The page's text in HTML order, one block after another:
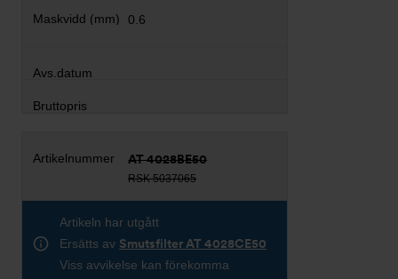
0.6
AT 4028BE50
RSK 5037065
Artikeln har utgått
Ersätts av Smutsfilter AT 4028CE50
Viss avvikelse kan förekomma